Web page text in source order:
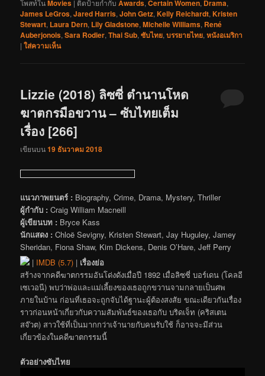
โพสท์ในMovies | ติดป้ายกำกับ Awards,Certain Women, Drama,
James LeGros,Jared Harris,John Getz,Kelly Reichardt,Kristen
Stewart, Laura Dern, Lily Gladstone,Michelle Williams, René
Auberjonois,Sara Rodier,Thai Sub,ซับไทย,บรรยายไทย,หนังอเมริกา
|ใส่ความเห็น
Lizzie (2018) ลิซซี่ ตำนานโหด
ฆาตกรมือขวาน – ซับไทยเต็ม
เรื่อง [266]
เขียนบน19 ธันวาคม 2018
แนวภาพยนตร์ : Biography, Crime, Drama, Mystery, Thriller
ผู้กำกับ : Craig William Macneill
ผู้เขียนบท : Bryce Kass
นักแสดง : Chloë Sevigny, Kristen Stewart, Jay Huguley, Jamey
Sheridan, Fiona Shaw, Kim Dickens, Denis O’Hare, Jeff Perry
| IMDB (5.7) | เรื่องย่อ
สร้างจากคดีฆาตกรรมอันโด่งดังเมื่อปี 1892 เมื่อลิซซี่ บอร์เดน (โคลอี
เซเวอนี) พบว่าพ่อและแม่เลี้ยงของเธอถูกขวานจามกลายเป็นศพ
ภายในบ้าน ก่อนที่เธอจะถูกจับได้ฐานะผู้ต้องสงสัย ขณะเดียวกันเรื่อง
ราวก่อนหน้าเกี่ยวกับความสัมพันธ์ของเธอกับ บริดเจ็ท (คริสเตน
สจ๊วต) สาวใช้ที่เป็นมากกว่าเจ้านายกับคนรับใช้ ก็อาจจะมีส่วน
เกี่ยวข้องในคดีฆาตกรรมนี้
ตัวอย่างซับไทย